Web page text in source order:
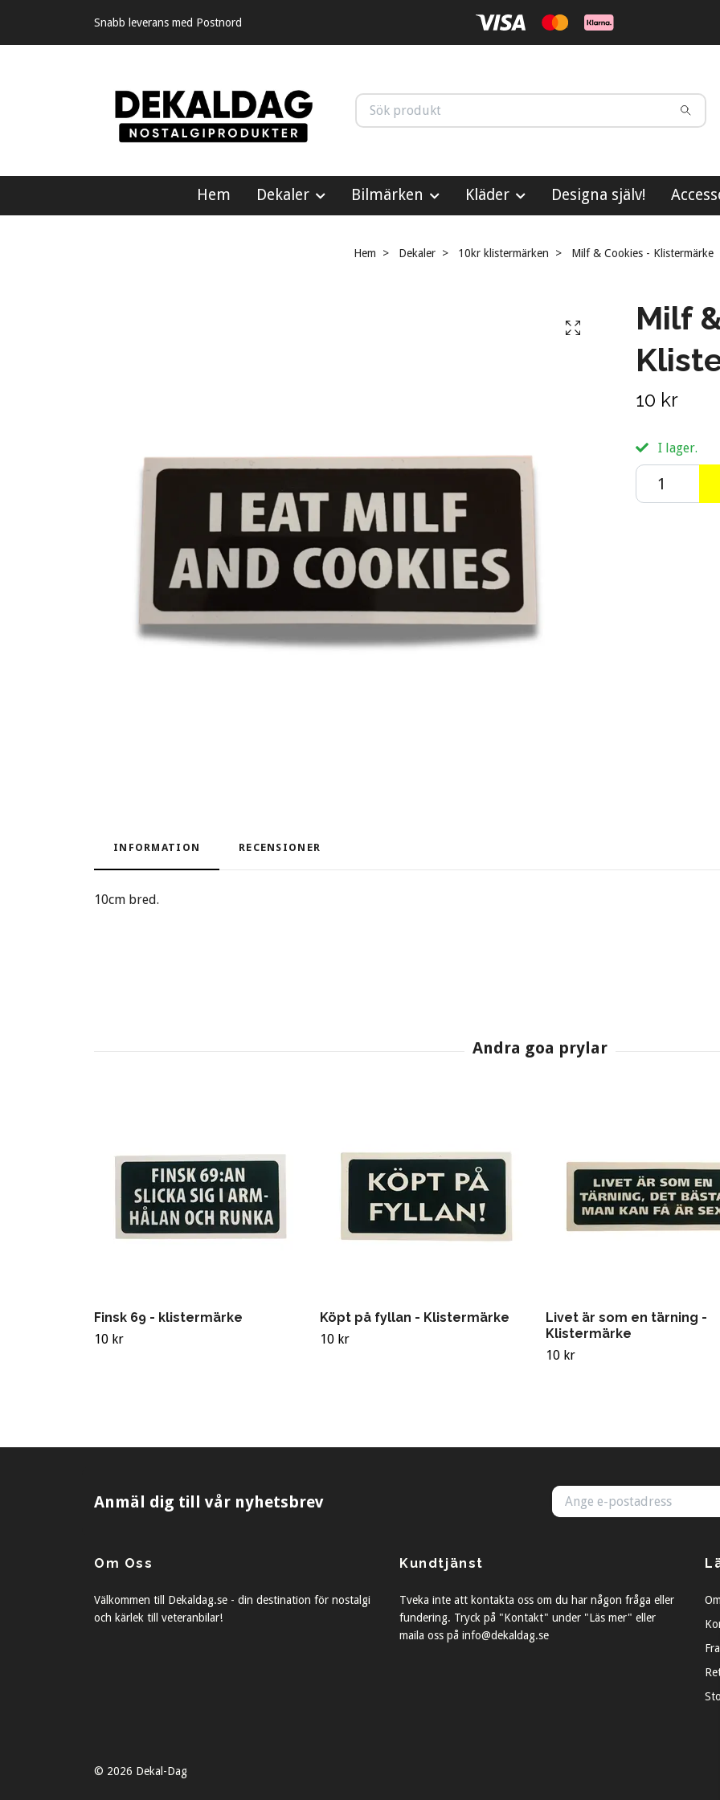
Snabb leverans med Postnord
Hem Dekaler Bilmärken Kläder Designa själv!
Hem Dekaler 10kr klistermärken Milf & Cookies - Klistermärke
Milf
10 kr
I lager.
INFORMATION RECENSIONER
10cm bred.
Finsk 69 - klistermärke
10 kr
Köpt på fyllan - Klistermärke
10 kr
Livet är som en tärning -
Klistermärke
10 kr
Anmäl dig till vår nyhetsbrev
Om Oss
Välkommen till Dekaldag.se - din destination för nostalgi
och kärlek till veteranbilar!
Kundtjänst
Tveka inte att kontakta oss om du har någon fråga eller
fundering. Tryck på "Kontakt" under "Läs mer" eller
maila oss på info@dekaldag.se
© 2026 Dekal-Dag